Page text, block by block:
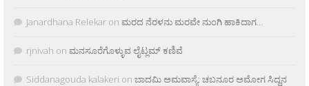
Janardhana Relekar on ಮರದ ನೆರಳನು ಮರವೇ ನುಂಗಿ ಹಾಕಿದಾಗ…
rjnivah on ಮನಸೂರೆಗೊಳ್ಳುವ ಲೈಟ್ಲಮ್ ಕಣಿವೆ
Siddanagouda kalakeri on ಬಾದಮಿ ಅಮವಾಸ್ಯೆ: ಚಬನೂರ ಅಮೋಗ ಸಿದ್ದನ